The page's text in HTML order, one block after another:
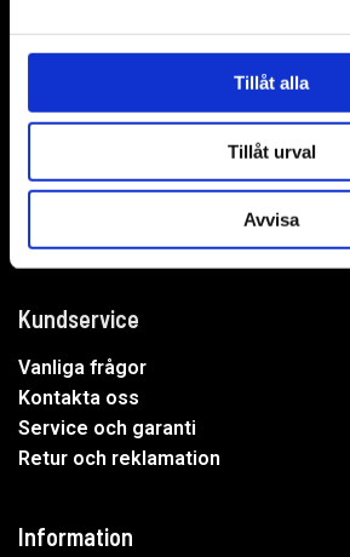
Tillåt alla
Tillåt urval
Avvisa
WER-agenturer AB
Undrar du över något?
Mejla oss:info@wer.se
019-20 73 30
Kundservice
Vanliga frågor
Kontakta oss
Service och garanti
Retur och reklamation
Information